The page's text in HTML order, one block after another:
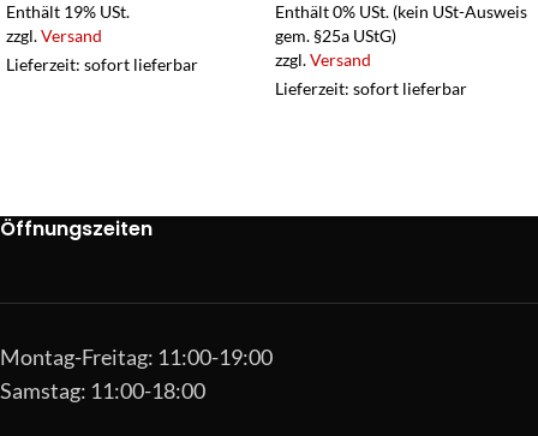
Enthält 19% USt.
zzgl.Versand
Lieferzeit: sofort lieferbar
Enthält 0% USt. (kein USt-Ausweis
gem. §25a UStG)
zzgl.Versand
Lieferzeit: sofort lieferbar
Öffnungszeiten
Montag-Freitag: 11:00-19:00
Samstag: 11:00-18:00